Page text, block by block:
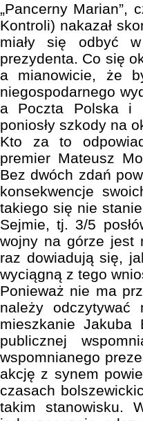
„Pancerny Marian”,
Kontroli) nakazał
miały się odbyć
prezydenta. Co się
a mianowicie, że
niegospodarnego
a Poczta Polska i
poniosły szkody na
Kto za to
premier Mateusz
Bez dwóch zdań
konsekwencje
takiego się nie
Sejmie, tj. 3/5
wojny na górze jest
raz dowiadują się,
wyciągną z tego
Ponieważ nie ma
należy odczytywać
mieszkanie
publicznej
wspomnianego
akcję z synem
czasach
takim stanowisku.